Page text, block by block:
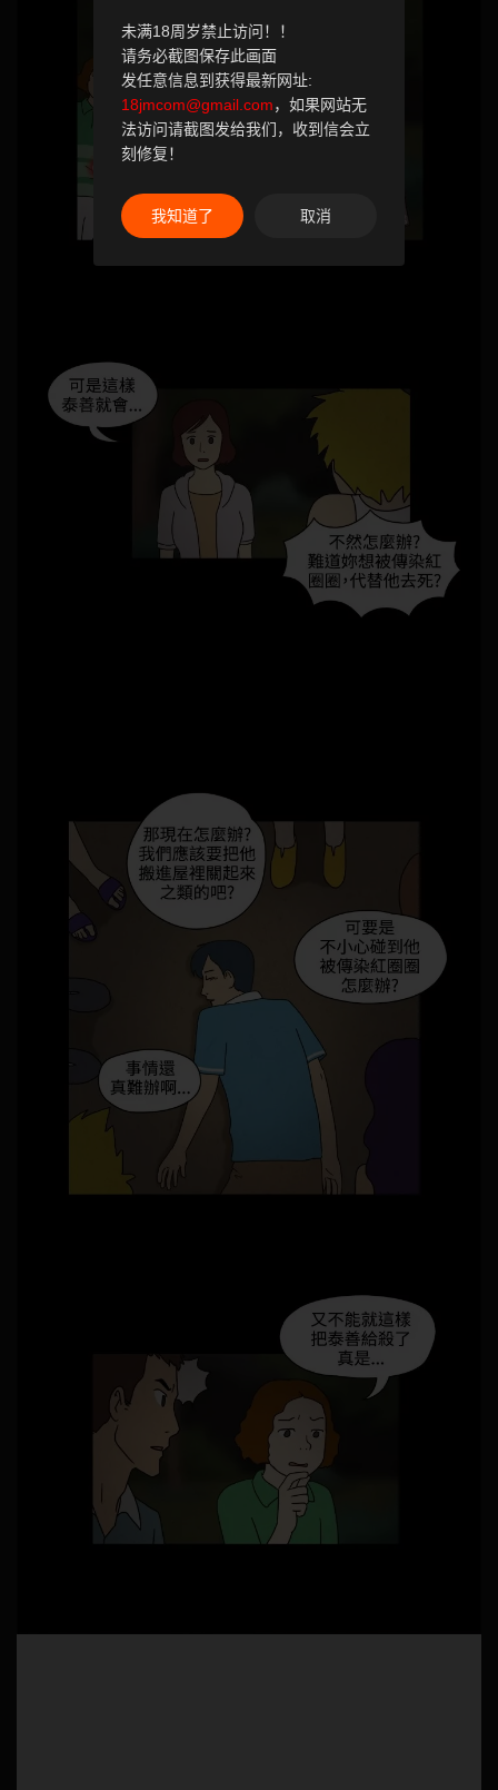
未满18周岁禁止访问！！
请务必截图保存此画面
发任意信息到获得最新网址:
18jmcom@gmail.com，如果网站无
法访问请截图发给我们，收到信会立
刻修复！
我知道了 取消